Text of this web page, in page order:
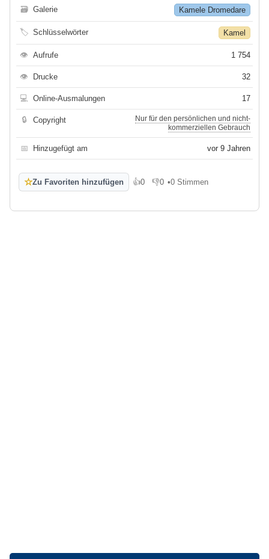
🗃 Galerie Kamele Dromedare
🏷 Schlüsselwörter Kamel
👁 Aufrufe 1 754
👁 Drucke 32
💻 Online-Ausmalungen 17
🔒 Copyright
Nur für den persönlichen und nicht-
kommerziellen Gebrauch
📅 Hinzugefügt am vor 9 Jahren
☆Zu Favoriten hinzufügen 👍0
Gefällt mir
👎0
Gefällt mir nicht
•0 Stimmen